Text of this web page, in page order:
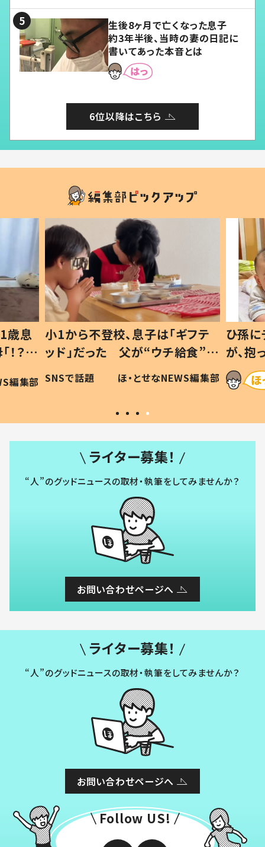
生後8ヶ月で亡くなった息子
約3年半後、当時の妻の日記に
書いてあった本音とは
6位以降はこちら
歳息
？」
編集部
小1から不登校、息子は「ギフテ
ッド」だった 父が“ウチ給食”を
作り続ける理由とは #令和の親
#令和の子
SNSで話題 ほ・とせなNEWS編集部
ひ孫
が、
「涙が
い」
ライター募集！
“人”のグッドニュースの取材・執筆をしてみませんか？
お問い合わせページへ
ライター募集！
“人”のグッドニュースの取材・執筆をしてみませんか？
お問い合わせページへ
Follow US!